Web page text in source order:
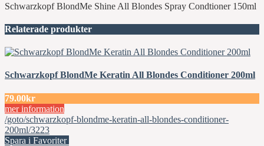
Schwarzkopf BlondMe Shine All Blondes Spray Condtioner 150ml
Relaterade produkter
Schwarzkopf BlondMe Keratin All Blondes Conditioner 200ml
79.00kr
mer information
/goto/schwarzkopf-blondme-keratin-all-blondes-conditioner-
200ml/3223
Spara i Favoriter